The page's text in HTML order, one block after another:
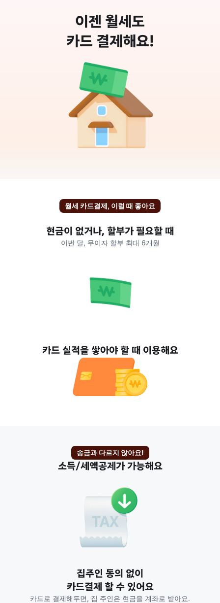
이젠 월세도
카드 결제해요!
월세 카드결제, 이럴 때 좋아요
현금이 없거나, 할부가 필요할 때
이번 달, 무이자 할부 최대 6개월
카드 실적을 쌓아야 할 때 이용해요
송금과 다르지 않아요!
소득/세액공제가 가능해요
집주인 동의 없이
카드결제 할 수 있어요
카드로 결제해두면, 집 주인은 현금을 계좌로 받아요.